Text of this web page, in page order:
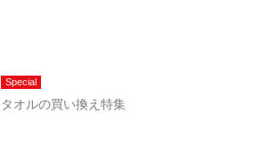
Special
タオルの買い換え特集